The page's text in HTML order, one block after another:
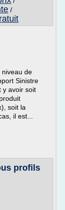
/
niveau de
Sinistre
y avoir soit
soit la
il est...
profils